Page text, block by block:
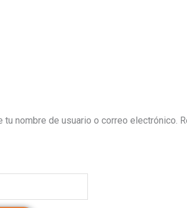
nombre de usuario o correo electrónico.